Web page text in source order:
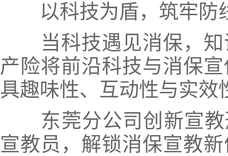
以科技为盾，筑牢防
当科技遇见消保，
产险将前沿科技与消保
具趣味性、互动性与实效
东莞分公司创新宣
宣教员 ，解锁消保宣教